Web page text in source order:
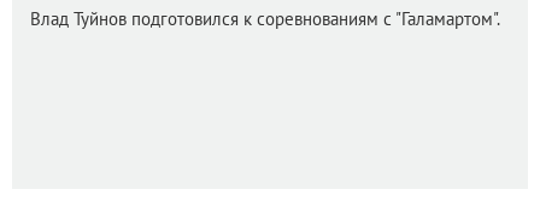
Влад Туйнов подготовился к соревнованиям с "Галамартом".